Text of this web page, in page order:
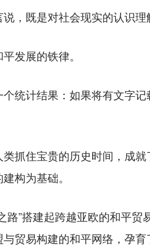
既是对社会现实的认识理
发展的铁律。
计结果：如果将有文字记
住宝贵的历史时间，成就
构为基础。
”搭建起跨越亚欧的和平贸
贸易构建的和平网络，孕